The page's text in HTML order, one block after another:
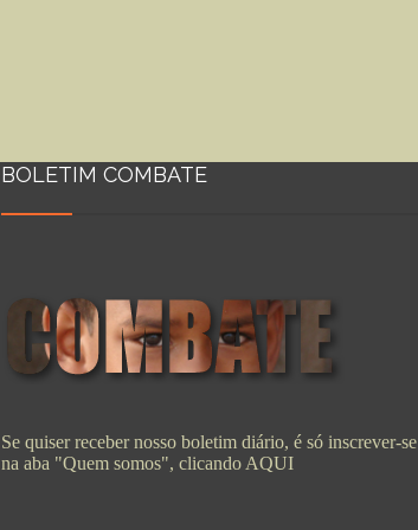
BOLETIM COMBATE
Se quiser receber nosso boletim diário, é só inscrever-se
na aba "Quem somos", clicando AQUI